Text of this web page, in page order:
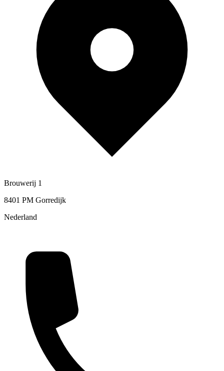
Brouwerij 1
8401 PM Gorredijk
Nederland